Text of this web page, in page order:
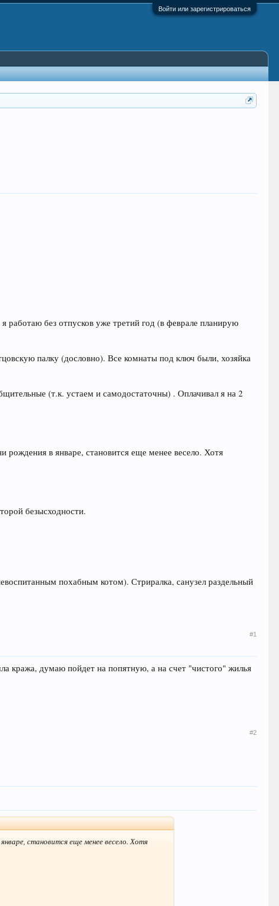
Войти или зарегистрироваться
без отпусков уже третий год (в феврале планирую
палку (дословно). Все комнаты под ключ были, хозяйка
(т.к. устаем и самодостаточны) . Оплачивал я на 2
в январе, становится еще менее весело. Хотя
безысходности.
похабным котом). Стриралка, санузел раздельный
#1
кража, думаю пойдет на попятную, а на счет "чистого" жилья
#2
становится еще менее весело. Хотя